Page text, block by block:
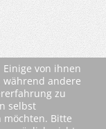
von ihnen
während andere
zu
selbst
möchten. Bitte